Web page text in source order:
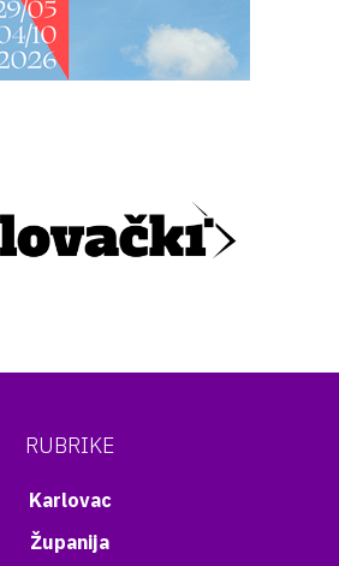
RUBRIKE
Karlovac
Županija